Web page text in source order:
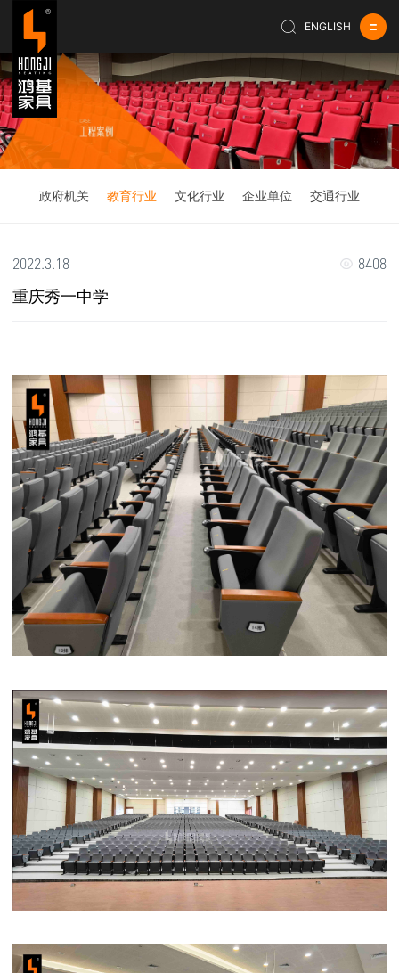
ENGLISH
政府机关 教育行业 文化行业 企业单位 交通行业
2022.3.18 8408
重庆秀一中学